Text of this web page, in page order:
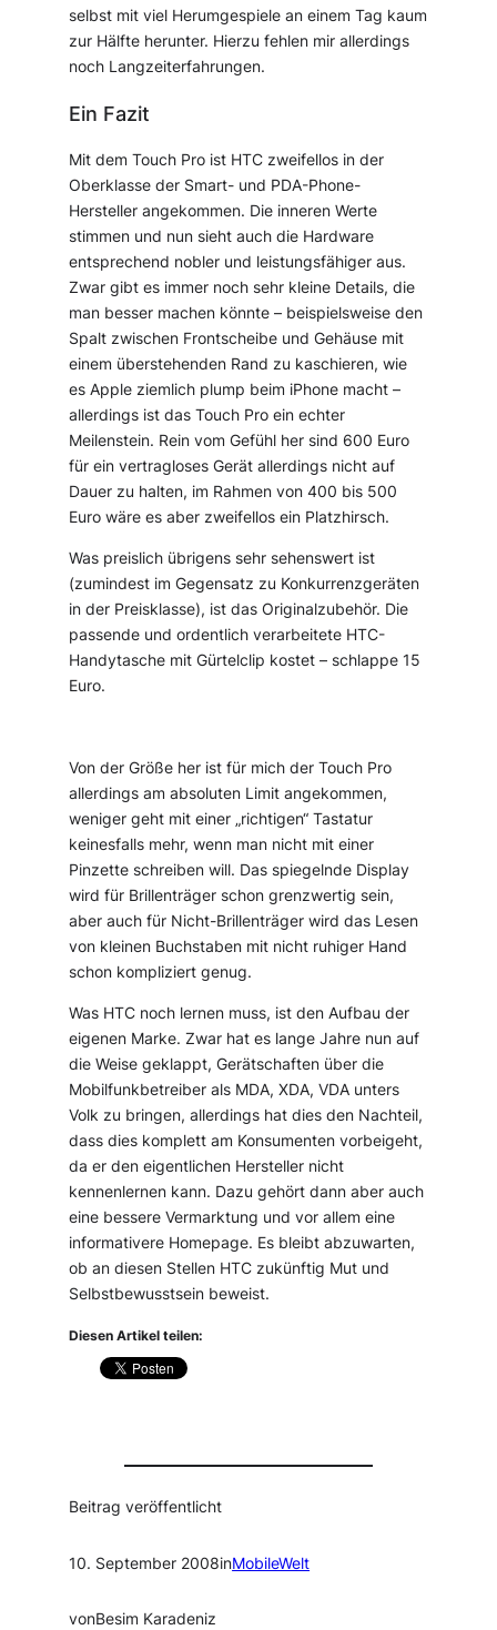
selbst mit viel Herumgespiele an einem Tag kaum
zur Hälfte herunter. Hierzu fehlen mir allerdings
noch Langzeiterfahrungen.
Ein Fazit
Mit dem Touch Pro ist HTC zweifellos in der
Oberklasse der Smart- und PDA-Phone-
Hersteller angekommen. Die inneren Werte
stimmen und nun sieht auch die Hardware
entsprechend nobler und leistungsfähiger aus.
Zwar gibt es immer noch sehr kleine Details, die
man besser machen könnte – beispielsweise den
Spalt zwischen Frontscheibe und Gehäuse mit
einem überstehenden Rand zu kaschieren, wie
es Apple ziemlich plump beim iPhone macht –
allerdings ist das Touch Pro ein echter
Meilenstein. Rein vom Gefühl her sind 600 Euro
für ein vertragloses Gerät allerdings nicht auf
Dauer zu halten, im Rahmen von 400 bis 500
Euro wäre es aber zweifellos ein Platzhirsch.
Was preislich übrigens sehr sehenswert ist
(zumindest im Gegensatz zu Konkurrenzgeräten
in der Preisklasse), ist das Originalzubehör. Die
passende und ordentlich verarbeitete HTC-
Handytasche mit Gürtelclip kostet – schlappe 15
Euro.
Von der Größe her ist für mich der Touch Pro
allerdings am absoluten Limit angekommen,
weniger geht mit einer „richtigen“ Tastatur
keinesfalls mehr, wenn man nicht mit einer
Pinzette schreiben will. Das spiegelnde Display
wird für Brillenträger schon grenzwertig sein,
aber auch für Nicht-Brillenträger wird das Lesen
von kleinen Buchstaben mit nicht ruhiger Hand
schon kompliziert genug.
Was HTC noch lernen muss, ist den Aufbau der
eigenen Marke. Zwar hat es lange Jahre nun auf
die Weise geklappt, Gerätschaften über die
Mobilfunkbetreiber als MDA, XDA, VDA unters
Volk zu bringen, allerdings hat dies den Nachteil,
dass dies komplett am Konsumenten vorbeigeht,
da er den eigentlichen Hersteller nicht
kennenlernen kann. Dazu gehört dann aber auch
eine bessere Vermarktung und vor allem eine
informativere Homepage. Es bleibt abzuwarten,
ob an diesen Stellen HTC zukünftig Mut und
Selbstbewusstsein beweist.
Diesen Artikel teilen:
Beitrag veröffentlicht
10. September 2008inMobileWelt
vonBesim Karadeniz